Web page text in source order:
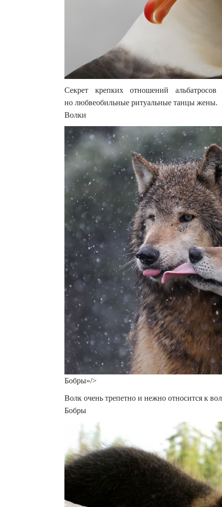
Секрет крепких отношений
но любвеобильные ритуальные танцы жены.
Волки
Бобры»/>
Волк очень трепетно и нежно относится к
Бобры